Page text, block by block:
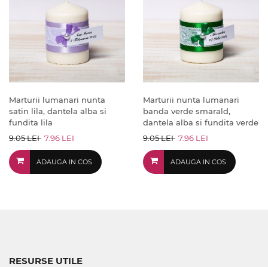
Marturii lumanari nunta
satin lila, dantela alba si
fundita lila
9.05 LEI 7.96 LEI
ADAUGA IN COS
Marturii nunta lumanari
banda verde smarald,
dantela alba si fundita verde
9.05 LEI 7.96 LEI
ADAUGA IN COS
RESURSE UTILE